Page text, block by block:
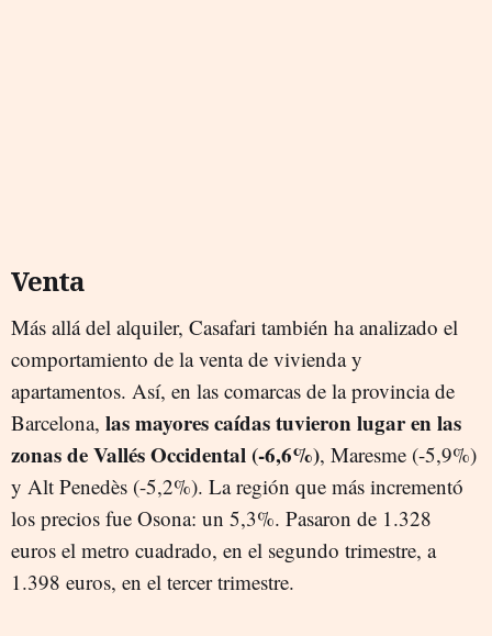
Venta
Más allá del alquiler, Casafari también ha analizado el
comportamiento de la venta de vivienda y
apartamentos. Así, en las comarcas de la provincia de
Barcelona, las mayores caídas tuvieron lugar en las
zonas de Vallés Occidental (-6,6%), Maresme (-5,9%)
y Alt Penedès (-5,2%). La región que más incrementó
los precios fue Osona: un 5,3%. Pasaron de 1.328
euros el metro cuadrado, en el segundo trimestre, a
1.398 euros, en el tercer trimestre.